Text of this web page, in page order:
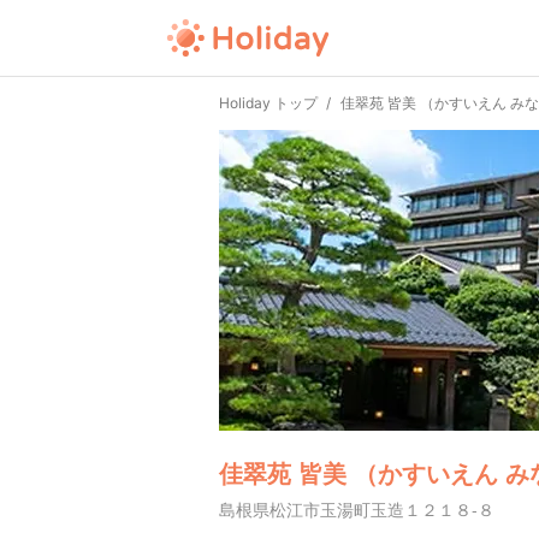
Holiday トップ 佳翠苑 皆美 （かすいえん みな
佳翠苑 皆美 （かすいえん み
島根県松江市玉湯町玉造１２１８-８